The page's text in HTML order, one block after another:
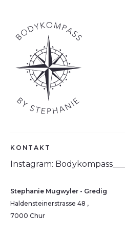
KONTAKT
Instagram: Bodykompass____
Stephanie Mugwyler - Gredig
Haldensteinerstrasse 48 ,
7000 Chur